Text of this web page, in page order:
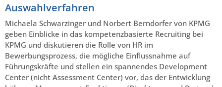
Auswahlverfahren
Michaela Schwarzinger und Norbert Berndorfer von KPMG
geben Einblicke in das kompetenzbasierte Recruiting bei
KPMG und diskutieren die Rolle von HR im
Bewerbungsprozess, die mögliche Einflussnahme auf
Führungskräfte und stellen ein spannendes Development
Center (nicht Assessment Center) vor, das der Entwicklung